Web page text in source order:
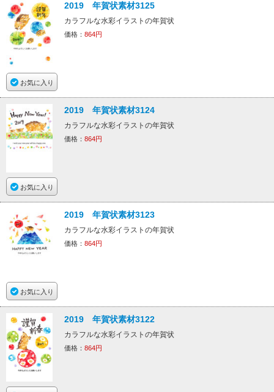
お気に入り
2019 年賀状素材3125
カラフルな水彩イラストの年賀状
価格： 864円
お気に入り
2019 年賀状素材3124
カラフルな水彩イラストの年賀状
価格： 864円
お気に入り
2019 年賀状素材3123
カラフルな水彩イラストの年賀状
価格： 864円
2019 年賀状素材3122
カラフルな水彩イラストの年賀状
価格： 864円